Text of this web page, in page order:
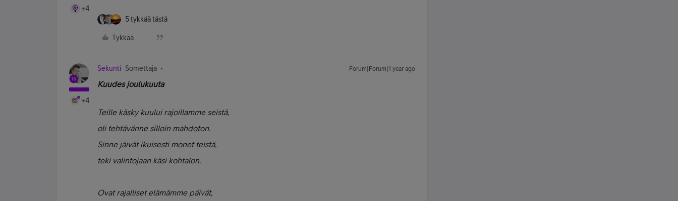
+4
5 tykkää tästä
Tykkää
+4
Sekunti Somettaja Forum|Forum|1 year ago
Kuudes joulukuuta
Teille käsky kuului rajoillamme seistä,
oli tehtävänne silloin mahdoton.
Sinne jäivät ikuisesti monet teistä,
teki valintojaan käsi kohtalon.
Ovat rajalliset elämämme päivät,